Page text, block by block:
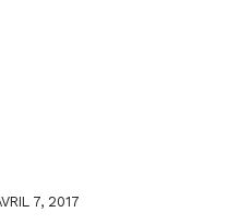
7, 2017